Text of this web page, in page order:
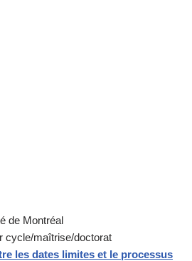
de Montréal
cycle/maîtrise/doctorat
les dates limites et le processus